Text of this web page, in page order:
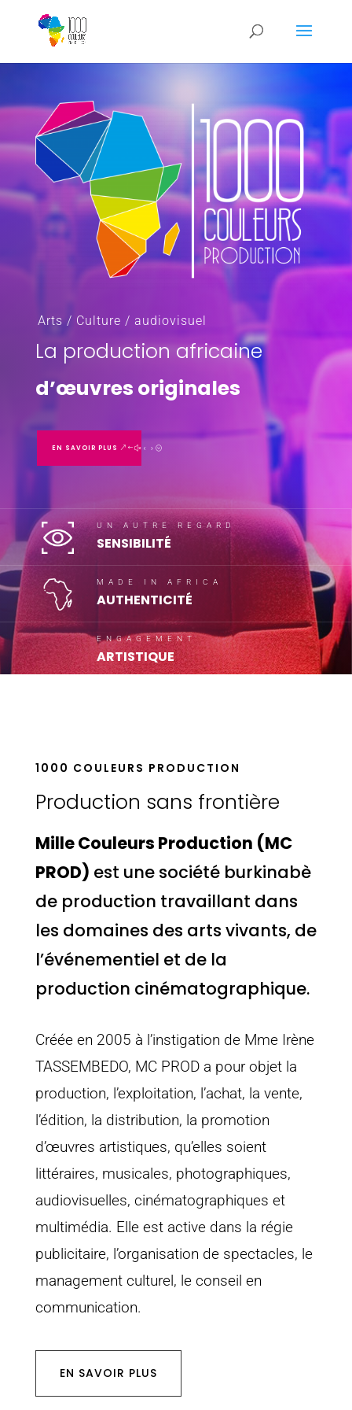
Arts / Culture / audiovisuel
La production africaine
d’œuvres originales
EN SAVOIR PLUS
UN AUTRE REGARD
SENSIBILITÉ
MADE IN AFRICA
AUTHENTICITÉ
ENGAGEMENT
ARTISTIQUE
1000 COULEURS PRODUCTION
Production sans frontière
Mille Couleurs Production (MC
PROD) est une société burkinabè
de production travaillant dans
les domaines des arts vivants, de
l’événementiel et de la
production cinématographique.
Créée en 2005 à l’instigation de Mme Irène
TASSEMBEDO, MC PROD a pour objet la
production, l’exploitation, l’achat, la vente,
l’édition, la distribution, la promotion
d’œuvres artistiques, qu’elles soient
littéraires, musicales, photographiques,
audiovisuelles, cinématographiques et
multimédia. Elle est active dans la régie
publicitaire, l’organisation de spectacles, le
management culturel, le conseil en
communication.
EN SAVOIR PLUS